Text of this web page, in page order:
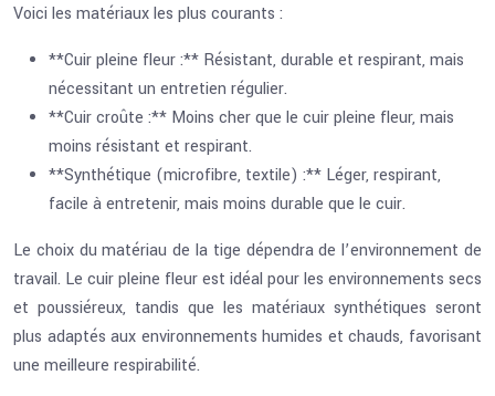
Voici les matériaux les plus courants :
**Cuir pleine fleur :** Résistant, durable et respirant, mais
nécessitant un entretien régulier.
**Cuir croûte :** Moins cher que le cuir pleine fleur, mais
moins résistant et respirant.
**Synthétique (microfibre, textile) :** Léger, respirant,
facile à entretenir, mais moins durable que le cuir.
Le choix du matériau de la tige dépendra de l’environnement de
travail. Le cuir pleine fleur est idéal pour les environnements secs
et poussiéreux, tandis que les matériaux synthétiques seront
plus adaptés aux environnements humides et chauds, favorisant
une meilleure respirabilité.